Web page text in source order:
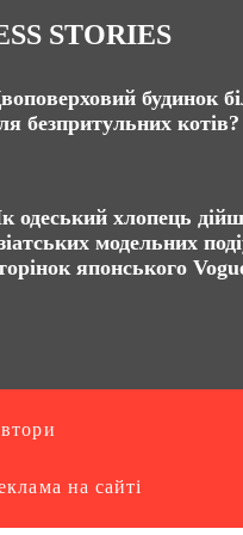
STORIES
будинок
безпритульних котів?
одеський хлопець
модельних
японського
на сайті